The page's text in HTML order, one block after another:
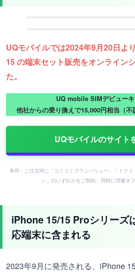
UQモバイルでは2024年9月20日よ
15 の端末セット販売をオンライン
た。
UQ mobile SIMデビュー
他社からの乗り換えで15,000円相当（不
UQモバイルのサイト
条件：ご注文時に「コミコミプランバリュー」「トク
ン」のいずれかをご契約、同時に増量オ
iPhone 15/15 Proシリーズ
応端末に含まれる
2023年9月に発売される、iPhone